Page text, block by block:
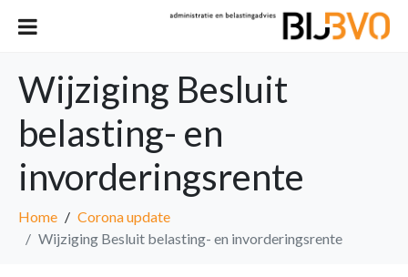
Wijziging Besluit
belasting- en
invorderingsrente
Home
Corona update
Wijziging Besluit belasting- en invorderingsrente